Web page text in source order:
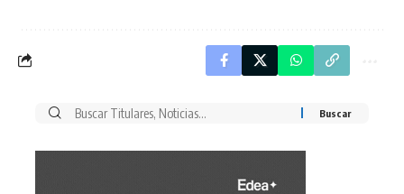
Buscar